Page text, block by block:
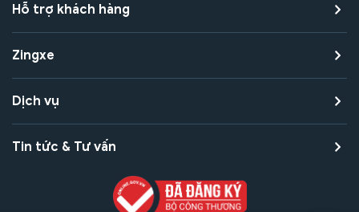
Hỗ trợ khách hàng
Zingxe
Dịch vụ
Tin tức & Tư vấn